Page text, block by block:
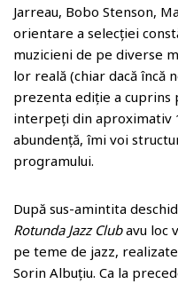
Jarreau, Bobo Stenson,
orientare a selecției
muzicieni de pe diverse
lor reală (chiar dacă încă
prezenta ediție a cuprins
interpeți din aproximativ
abundență, îmi voi
programului.
După sus-amintita
Rotunda Jazz Clubavu loc
pe teme de jazz,
Sorin Albuțiu. Ca la